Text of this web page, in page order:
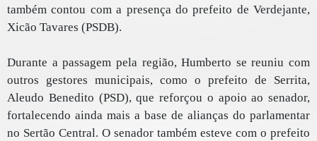
também contou com a presença do prefeito de Verdejante,
Xicão Tavares (PSDB).
Durante a passagem pela região, Humberto se reuniu com
outros gestores municipais, como o prefeito de Serrita,
Aleudo Benedito (PSD), que reforçou o apoio ao senador,
fortalecendo ainda mais a base de alianças do parlamentar
no Sertão Central. O senador também esteve com o prefeito